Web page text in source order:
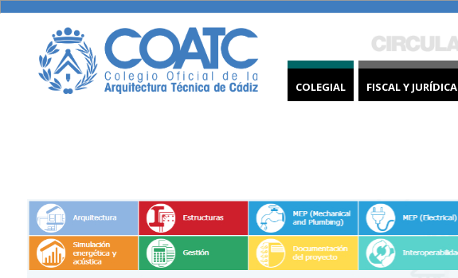
COLEGIAL FISCAL Y JURÍDICA